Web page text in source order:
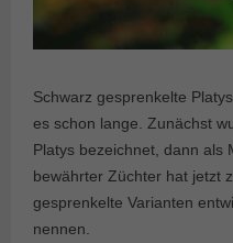
Schwarz gesprenkelte
es schon lange. Zunächst
Platys bezeichnet, dann als
bewährter Züchter hat jetzt
gesprenkelte Varianten
nennen.